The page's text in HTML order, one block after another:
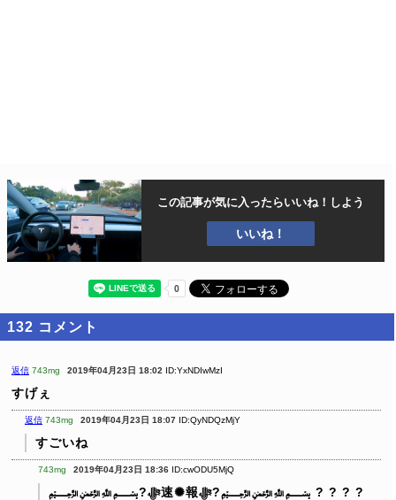
この記事が気に入ったらいいね！しよう
いいね！
132 コメント
返信 743mg 2019年04月23日 18:02 ID:YxNDIwMzI
すげぇ
返信 743mg 2019年04月23日 18:07 ID:QyNDQzMjY
すごいね
743mg 2019年04月23日 18:36 ID:cwODU5MjQ
﷽?ﷻ速✺報ﷻ?﷽ ? ? ? ?